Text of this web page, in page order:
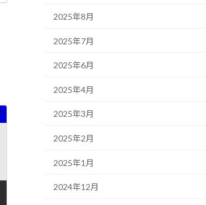
2025年8月
2025年7月
2025年6月
2025年4月
2025年3月
2025年2月
2025年1月
2024年12月